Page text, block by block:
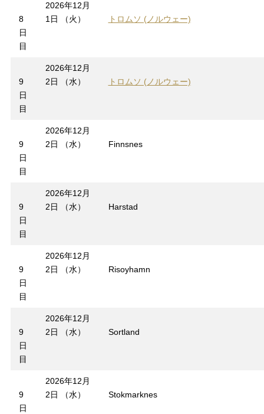
8
日
目
2026年12月
1日 （火）
トロムソ (ノルウェー)
9
日
目
2026年12月
2日 （水）
トロムソ (ノルウェー)
9
日
目
2026年12月
2日 （水）
Finnsnes
9
日
目
2026年12月
2日 （水）
Harstad
9
日
目
2026年12月
2日 （水）
Risoyhamn
9
日
目
2026年12月
2日 （水）
Sortland
9
日
2026年12月
2日 （水）
Stokmarknes